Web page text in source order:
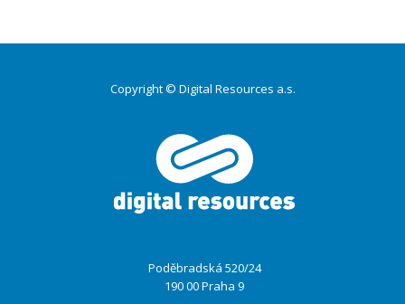
Copyright © Digital Resources a.s.
Poděbradská 520/24
190 00 Praha 9